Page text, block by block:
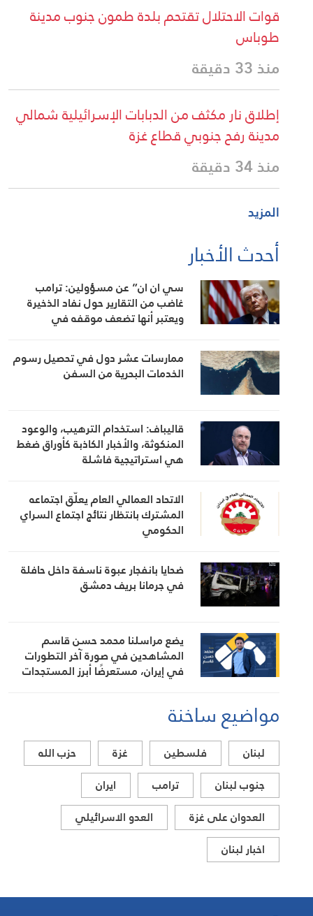
قوات الاحتلال تقتحم بلدة طمون جنوب مدينة
طوباس
إطلاق نار مكثف من الدبابات الإسرائيلية شمالي
مدينة رفح جنوبي قطاع غزة
المزيد
أحدث الأخبار
سي ان ان” عن مسؤولين: ترامب
غاضب من التقارير حول نفاد الذخيرة
ويعتبر أنها تضعف موقفه في
ممارسات عشر دول في تحصيل رسوم
الخدمات البحرية من السفن
قاليباف: استخدام الترهيب، والوعود
المنكوثة، والأخبار الكاذبة كأوراق ضغط
هي استراتيجية فاشلة
الاتحاد العمالي العام يعلّق اجتماعه
المشترك بانتظار نتائج اجتماع السراي
الحكومي
ضحايا بانفجار عبوة ناسفة داخل حافلة
في جرمانا بريف دمشق
يضع مراسلنا محمد حسن قاسم
المشاهدين في صورة آخر التطورات
في إيران، مستعرضًا أبرز المستجدات
على الساحتين السياسية والميدانية،
التطورات ذات الصلة بالشأنين الداخليمواضيع ساخنة
فلسطين
حزب الله
جنوب لبنان
العدوان على غزة
العدو الاسرائيلي
اخبار لبنان